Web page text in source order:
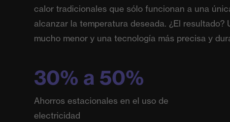
calor tradicionales que sólo funcionan a una
alcanzar la temperatura deseada. ¿El resultado?
mucho menor y una tecnología más precisa y
30% a 50%
Ahorros estacionales en el uso de
electricidad